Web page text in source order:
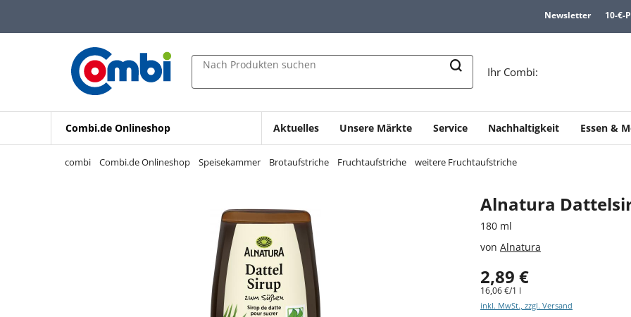
Zur Navigation springen
Zur Suche springen
Newsletter 10-€-
Nach Produkten suchen
Ihr Combi:
Combi.de Onlineshop Aktuelles Unsere Märkte Service Nachhaltigkeit Essen &
combi Combi.de Onlineshop Speisekammer Brotaufstriche Fruchtaufstriche weitere Fruchtaufstriche
Alnatura
180 ml
von Alnatura
2,89 €
16,06 €/1 l
inkl. MwSt., zzgl. Versand